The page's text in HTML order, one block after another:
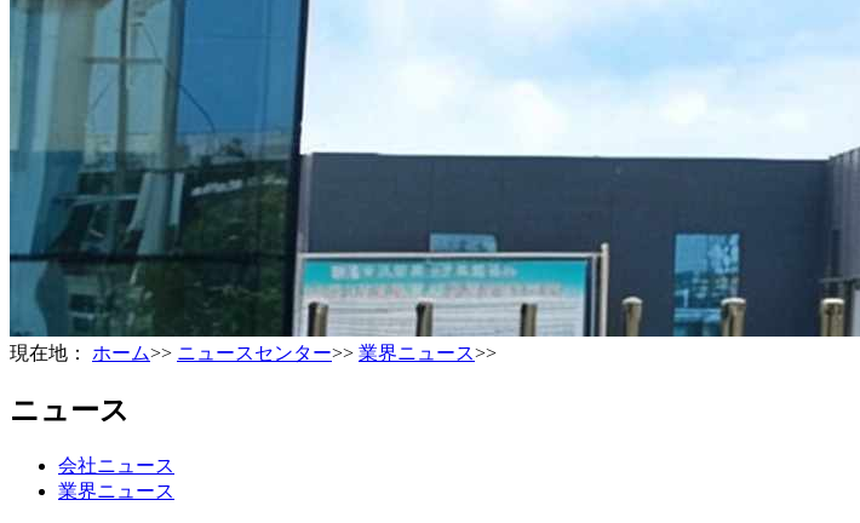
現在地： ホーム>> ニュースセンター>> 業界ニュース>>
ニュース
会社ニュース
業界ニュース